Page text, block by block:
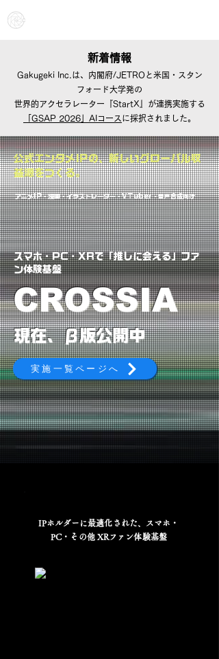
新着情報
Gakugeki Inc.は、内閣府/JETROと米国・スタン
フォード大学発の
世界的アクセラレーター『StartX』が連携実施する
「GSAP 2026」AIコース に採択されました。
公式エンタメIPの、新しいグローバル収
益源をつくる。
アニメIP・漫画・イラストレーター・VTuber・音声合成向け
スマホ・PC・XRで「推しに会える」ファ
ン体験基盤
CROSSIA
現在、β版公開中
実施一覧ページへ
IPホルダーに最適化された、スマホ・
PC・その他 XRファン体験基盤